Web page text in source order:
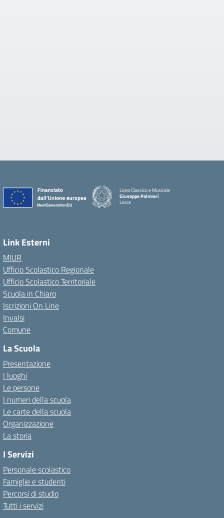
Liceo Classico e Musicale
Giuseppe Palmieri
Lecce
Link Esterni
MIUR
Ufficio Scolastico Regionale
Ufficio Scolastico Territoriale
Scuola in Chiaro
Iscrizioni On Line
Invalsi
Comune
La Scuola
Presentazione
I luoghi
Le persone
I numeri della scuola
Le carte della scuola
Organizzazione
La storia
I Servizi
Personale scolastico
Famiglie e studenti
Percorsi di studio
Tutti i servizi